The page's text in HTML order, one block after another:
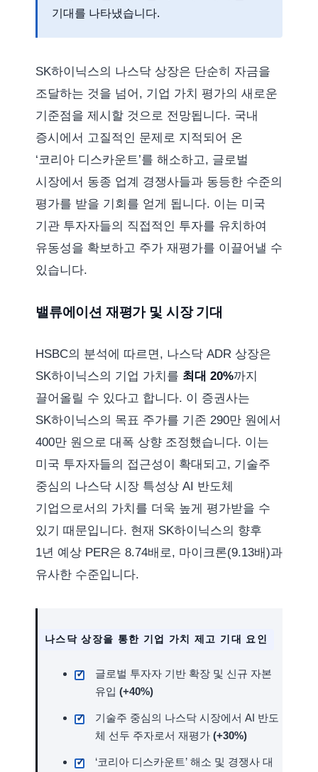
기대를 나타냈습니다.
SK하이닉스의 나스닥 상장은 단순히 자금을
조달하는 것을 넘어, 기업 가치 평가의 새로운
기준점을 제시할 것으로 전망됩니다. 국내
증시에서 고질적인 문제로 지적되어 온
‘코리아 디스카운트’를 해소하고, 글로벌
시장에서 동종 업계 경쟁사들과 동등한 수준의
평가를 받을 기회를 얻게 됩니다. 이는 미국
기관 투자자들의 직접적인 투자를 유치하여
유동성을 확보하고 주가 재평가를 이끌어낼 수
있습니다.
밸류에이션 재평가 및 시장 기대
HSBC의 분석에 따르면, 나스닥 ADR 상장은
SK하이닉스의 기업 가치를 최대 20%까지
끌어올릴 수 있다고 합니다. 이 증권사는
SK하이닉스의 목표 주가를 기존 290만 원에서
400만 원으로 대폭 상향 조정했습니다. 이는
미국 투자자들의 접근성이 확대되고, 기술주
중심의 나스닥 시장 특성상 AI 반도체
기업으로서의 가치를 더욱 높게 평가받을 수
있기 때문입니다. 현재 SK하이닉스의 향후
1년 예상 PER은 8.74배로, 마이크론(9.13배)과
유사한 수준입니다.
나스닥 상장을 통한 기업 가치 제고 기대 요인
글로벌 투자자 기반 확장 및 신규 자본
유입 (+40%)
기술주 중심의 나스닥 시장에서 AI 반도
체 선두 주자로서 재평가 (+30%)
‘코리아 디스카운트’ 해소 및 경쟁사 대